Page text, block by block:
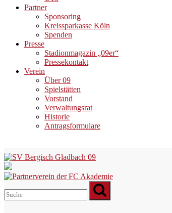
Partner
Sponsoring
Kreissparkasse Köln
Spenden
Presse
Stadionmagazin „09er“
Pressekontakt
Verein
Über 09
Spielstätten
Vorstand
Verwaltungsrat
Historie
Antragsformulare
Skip
to
content